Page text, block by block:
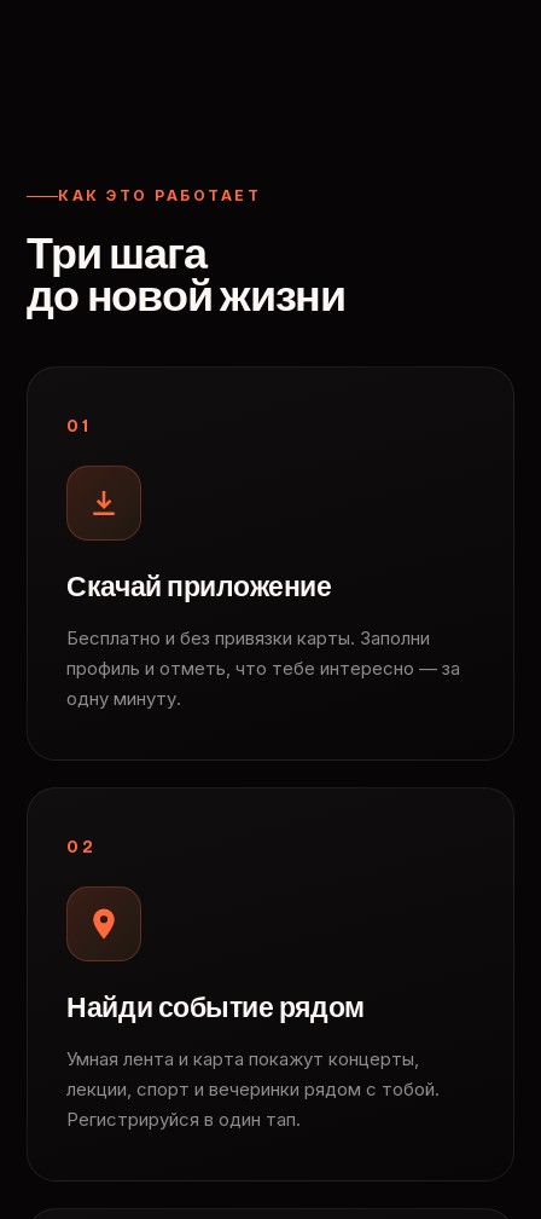
КАК ЭТО РАБОТАЕТ
Три шага
до новой жизни
01
Скачай приложение
Бесплатно и без привязки карты. Заполни
профиль и отметь, что тебе интересно — за
одну минуту.
02
Найди событие рядом
Умная лента и карта покажут концерты,
лекции, спорт и вечеринки рядом с тобой.
Регистрируйся в один тап.